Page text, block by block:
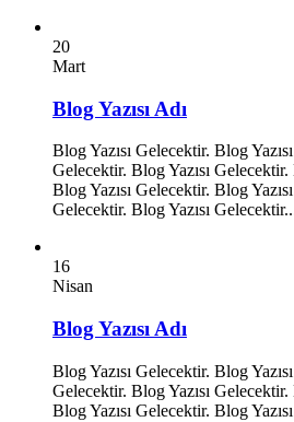
20
Mart
Blog Yazısı Adı
Blog Yazısı Gelecektir. Blog
Gelecektir. Blog Yazısı Gelecektir.
Blog Yazısı Gelecektir. Blog
Gelecektir. Blog Yazısı
16
Nisan
Blog Yazısı Adı
Blog Yazısı Gelecektir. Blog
Gelecektir. Blog Yazısı Gelecektir.
Blog Yazısı Gelecektir. Blog